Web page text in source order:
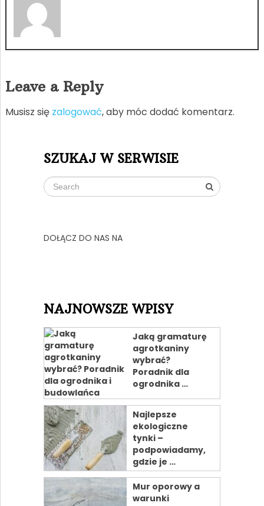
Leave a Reply
Musisz się zalogować, aby móc dodać komentarz.
SZUKAJ W SERWISIE
DOŁĄCZ DO NAS NA
NAJNOWSZE WPISY
Jaką gramaturę
agrotkaniny
wybrać?
Poradnik dla
ogrodnika …
Najlepsze
ekologiczne
tynki –
podpowiadamy,
gdzie je …
Mur oporowy a
warunki